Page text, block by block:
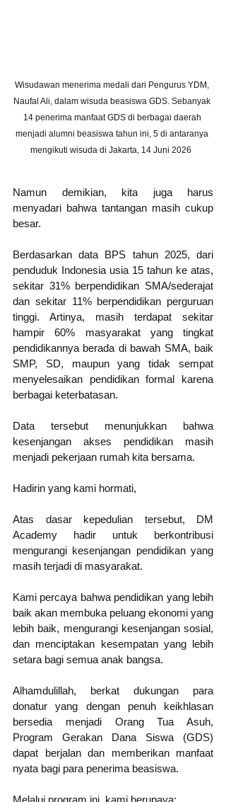
Wisudawan menerima medali dari Pengurus YDM,
Naufal Ali, dalam wisuda beasiswa GDS. Sebanyak
14 penerima manfaat GDS di berbagai daerah
menjadi alumni beasiswa tahun ini, 5 di antaranya
mengikuti wisuda di Jakarta, 14 Juni 2026
Namun demikian, kita juga harus
menyadari bahwa tantangan masih cukup
besar.
Berdasarkan data BPS tahun 2025, dari
penduduk Indonesia usia 15 tahun ke atas,
sekitar 31% berpendidikan SMA/sederajat
dan sekitar 11% berpendidikan perguruan
tinggi. Artinya, masih terdapat sekitar
hampir 60% masyarakat yang tingkat
pendidikannya berada di bawah SMA, baik
SMP, SD, maupun yang tidak sempat
menyelesaikan pendidikan formal karena
berbagai keterbatasan.
Data tersebut menunjukkan bahwa
kesenjangan akses pendidikan masih
menjadi pekerjaan rumah kita bersama.
Hadirin yang kami hormati,
Atas dasar kepedulian tersebut, DM
Academy hadir untuk berkontribusi
mengurangi kesenjangan pendidikan yang
masih terjadi di masyarakat.
Kami percaya bahwa pendidikan yang lebih
baik akan membuka peluang ekonomi yang
lebih baik, mengurangi kesenjangan sosial,
dan menciptakan kesempatan yang lebih
setara bagi semua anak bangsa.
Alhamdulillah, berkat dukungan para
donatur yang dengan penuh keikhlasan
bersedia menjadi Orang Tua Asuh,
Program Gerakan Dana Siswa (GDS)
dapat berjalan dan memberikan manfaat
nyata bagi para penerima beasiswa.
Melalui program ini, kami berupaya: